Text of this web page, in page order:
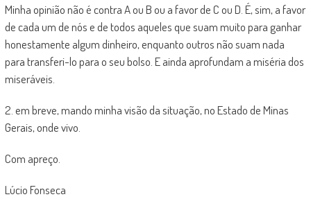
Minha opinião não é contra A ou B ou a favor de C ou D. É, sim, a favor
de cada um de nós e de todos aqueles que suam muito para ganhar
honestamente algum dinheiro, enquanto outros não suam nada
para transferi-lo para o seu bolso. E ainda aprofundam a miséria dos
miseráveis.
2. em breve, mando minha visão da situação, no Estado de Minas
Gerais, onde vivo.
Com apreço.
Lúcio Fonseca